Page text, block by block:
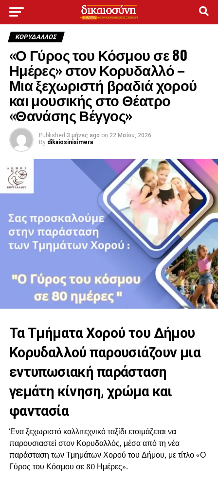
ΚΟΡΥΔΑΛΛΟΣ
«Ο Γύρος του Κόσμου σε 80
Ημέρες» στον Κορυδαλλό –
Μια ξεχωριστή βραδιά χορού
και μουσικής στο Θέατρο
«Θανάσης Βέγγος»
Published 3 μήνες ago on 22 Μαΐου, 2026
By dikaiosinisimera
Τα Τμήματα Χορού του Δήμου
Κορυδαλλού παρουσιάζουν μια
εντυπωσιακή παράσταση
γεμάτη κίνηση, χρώμα και
φαντασία
Ένα ξεχωριστό καλλιτεχνικό ταξίδι ετοιμάζεται να
παρουσιαστεί στον Κορυδαλλός, μέσα από τη νέα
παράσταση των Τμημάτων Χορού του Δήμου, με τίτλο «Ο
Γύρος του Κόσμου σε 80 Ημέρες».